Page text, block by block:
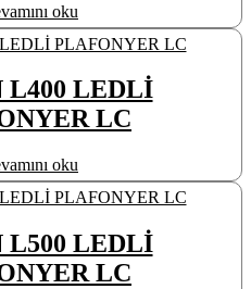
oku
L400 LEDLİ
LC
oku
L500 LEDLİ
LC